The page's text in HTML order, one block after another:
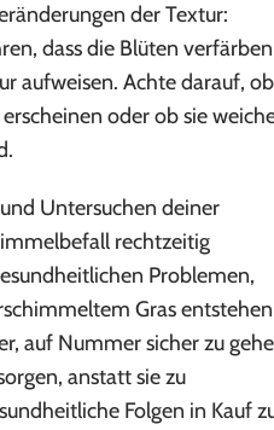
der Textur:
dass die Blüten verfärben
aufweisen. Achte darauf, ob
oder ob sie
Untersuchen deiner
rechtzeitig
Problemen,
Gras
auf Nummer sicher zu
anstatt sie zu
Folgen in Kauf